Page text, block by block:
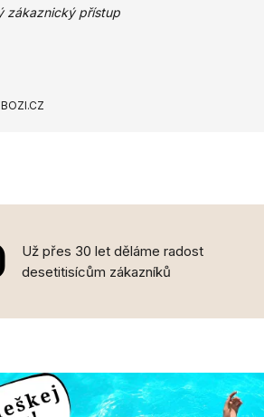
zákaznický přístup
Už přes 30 let děláme radost
desetitisícům zákazníků